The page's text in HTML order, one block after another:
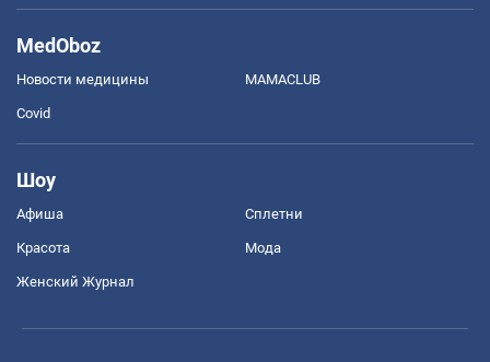
MedOboz
Новости медицины MAMACLUB
Covid
Шоу
Афиша Сплетни
Красота Мода
Женский Журнал